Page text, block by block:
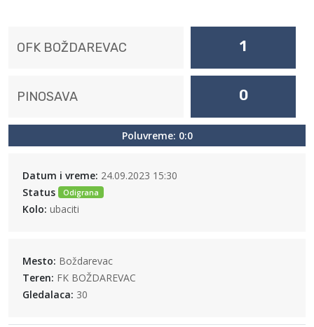
OFK BOŽDAREVAC 1
PINOSAVA 0
Poluvreme: 0:0
Datum i vreme: 24.09.2023 15:30
Status
Odigrana
Kolo: ubaciti
Mesto: Boždarevac
Teren: FK BOŽDAREVAC
Gledalaca: 30